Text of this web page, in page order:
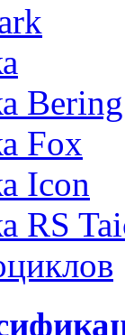
Bering
Fox
Icon
RS